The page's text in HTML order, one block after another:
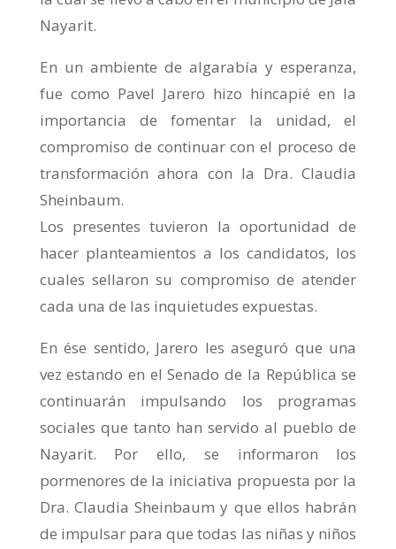
Nayarit.
En un ambiente de algarabía y esperanza,
fue como Pavel Jarero hizo hincapié en la
importancia de fomentar la unidad, el
compromiso de continuar con el proceso de
transformación ahora con la Dra. Claudia
Sheinbaum.
Los presentes tuvieron la oportunidad de
hacer planteamientos a los candidatos, los
cuales sellaron su compromiso de atender
cada una de las inquietudes expuestas.
En ése sentido, Jarero les aseguró que una
vez estando en el Senado de la República se
continuarán impulsando los programas
sociales que tanto han servido al pueblo de
Nayarit. Por ello, se informaron los
pormenores de la iniciativa propuesta por la
Dra. Claudia Sheinbaum y que ellos habrán
de impulsar para que todas las niñas y niños